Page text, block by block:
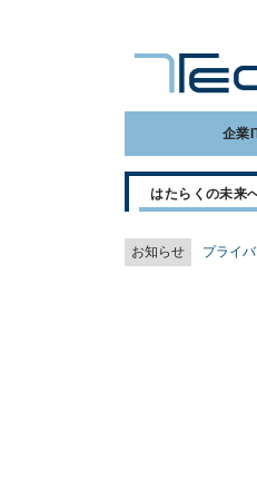
企業
はたらくの未来
お知らせ プライ